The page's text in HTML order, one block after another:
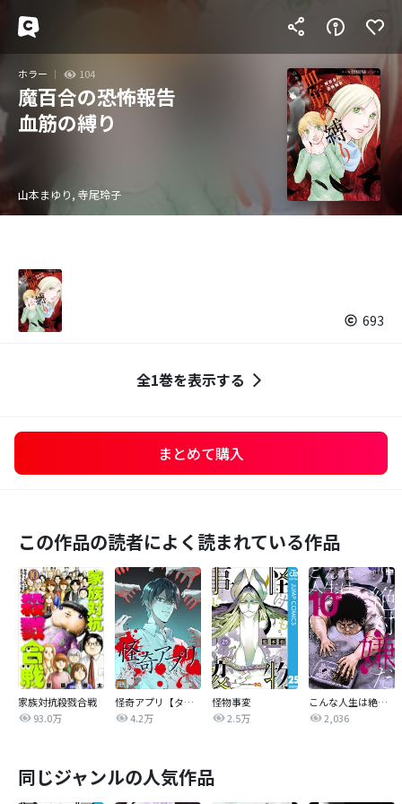
ホラー 104
魔百合の恐怖報告
血筋の縛り
山本まゆり, 寺尾玲子
693
全1巻を表示する
まとめて購入
この作品の読者によく読まれている作品
家族対抗殺戮合戦
93.0万
怪奇アプリ【タテヨミ】
4.2万
怪物事変
2.5万
こんな人生は絶対嫌だ
2,036
同じジャンルの人気作品